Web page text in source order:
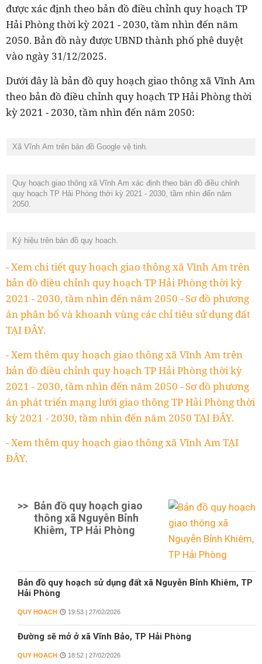
được xác định theo bản đồ điều chỉnh quy hoạch TP
Hải Phòng thời kỳ 2021 - 2030, tầm nhìn đến năm
2050. Bản đồ này được UBND thành phố phê duyệt
vào ngày 31/12/2025.
Dưới đây là bản đồ quy hoạch giao thông xã Vĩnh Am
theo bản đồ điều chỉnh quy hoạch TP Hải Phòng thời
kỳ 2021 - 2030, tầm nhìn đến năm 2050:
Xã Vĩnh Am trên bản đồ Google vệ tinh.
Quy hoạch giao thông xã Vĩnh Am xác định theo bản đồ điều chỉnh
quy hoạch TP Hải Phòng thời kỳ 2021 - 2030, tầm nhìn đến năm
2050.
Ký hiệu trên bản đồ quy hoạch.
- Xem chi tiết quy hoạch giao thông xã Vĩnh Am trên
bản đồ điều chỉnh quy hoạch TP Hải Phòng thời kỳ
2021 - 2030, tầm nhìn đến năm 2050 - Sơ đồ phương
án phân bổ và khoanh vùng các chỉ tiêu sử dụng đất
TẠI ĐÂY.
- Xem thêm quy hoạch giao thông xã Vĩnh Am trên
bản đồ điều chỉnh quy hoạch TP Hải Phòng thời kỳ
2021 - 2030, tầm nhìn đến năm 2050 - Sơ đồ phương
án phát triển mạng lưới giao thông TP Hải Phòng thời
kỳ 2021 - 2030, tầm nhìn đến năm 2050 TẠI ĐÂY.
- Xem thêm quy hoạch giao thông xã Vĩnh Am TẠI
ĐÂY.
>> Bản đồ quy hoạch giao
thông xã Nguyễn Bỉnh
Khiêm, TP Hải Phòng
Bản đồ quy hoạch sử dụng đất xã Nguyễn Bỉnh Khiêm, TP
Hải Phòng
QUY HOẠCH 19:53 | 27/02/2026
Đường sẽ mở ở xã Vĩnh Bảo, TP Hải Phòng
QUY HOẠCH 18:52 | 27/02/2026